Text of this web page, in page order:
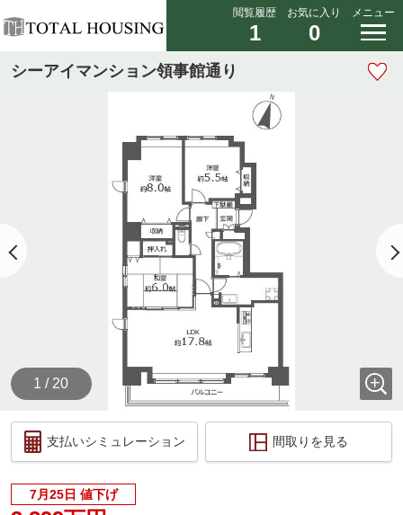
閲覧履歴
1
お気に入り
0
メニュー
シーアイマンション領事館通り
1 / 20
支払いシミュレーション 間取りを見る
7月25日 値下げ